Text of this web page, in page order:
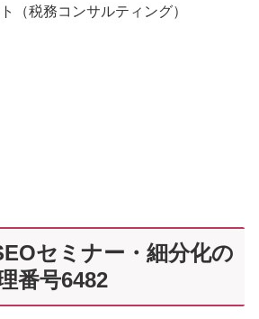
（税務コンサルティング）
セミナー・細分化の
番号6482